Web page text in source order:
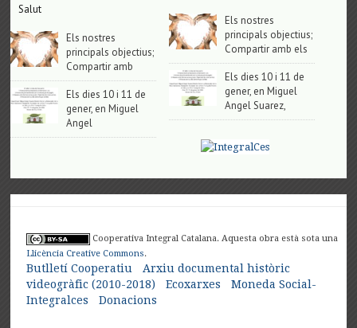
Salut
Els nostres
principals objectius;
Compartir amb
Els dies 10 i 11 de
gener, en Miguel
Angel
Els nostres
principals objectius;
Compartir amb els
Els dies 10 i 11 de
gener, en Miguel
Angel Suarez,
Cooperativa Integral Catalana. Aquesta obra està sota una
Llicència Creative Commons.
Butlletí Cooperatiu
Arxiu documental històric
videogràfic (2010-2018)
Ecoxarxes
Moneda Social-
Integralces
Donacions